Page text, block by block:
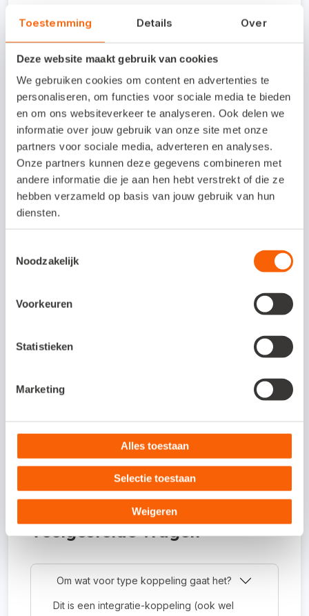
Toestemming Details Over
Deze website maakt gebruik van cookies
We gebruiken cookies om content en advertenties te
personaliseren, om functies voor sociale media te bieden
en om ons websiteverkeer te analyseren. Ook delen we
informatie over jouw gebruik van onze site met onze
partners voor sociale media, adverteren en analyses.
Onze partners kunnen deze gegevens combineren met
andere informatie die je aan hen hebt verstrekt of die ze
hebben verzameld op basis van jouw gebruik van hun
diensten.
Noodzakelijk
Voorkeuren
Statistieken
Marketing
Alles toestaan
Selectie toestaan
Weigeren
Besteed je de opslag en logistiek uit en
om van elke ontvangen order direct een
INSDES-bericht door te sturen naar de
(instelbare) GLN van je logistieke
dienstverlener.
Altijd inzicht in binnenkomende orders. Hier
wordt namelijk meteen een automatische
mail over gestuurd naar een door jou
opgegeven e-mailadres.
Snelstart-pakbonnen kun je verzenden als
INVOIC-bericht.
koppeling?
Bekijk meer op de website van S for
Meer informatie
Veelgestelde vragen
Om wat voor type koppeling gaat het?
Dit is een integratie-koppeling (ook wel